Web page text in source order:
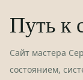
Путь к
Сайт мастера
состоянием,